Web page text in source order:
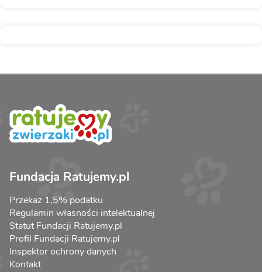
Fundacja Ratujemy.pl
Przekaż 1,5% podatku
Regulamin własności intelektualnej
Statut Fundacji Ratujemy.pl
Profil Fundacji Ratujemy.pl
Inspektor ochrony danych
Kontakt